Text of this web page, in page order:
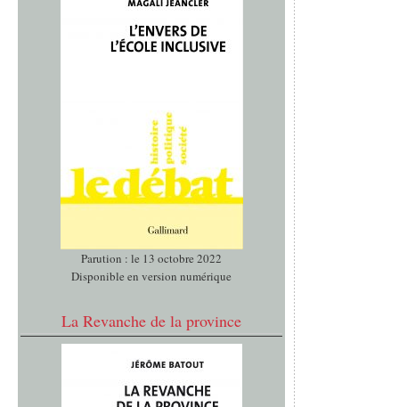
Parution : le 13 octobre 2022
Disponible en version numérique
La Revanche de la province